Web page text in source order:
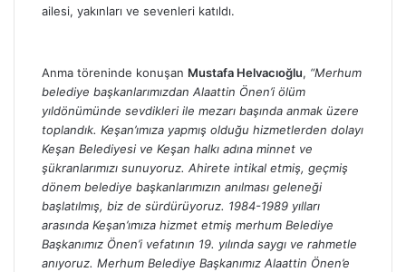
ailesi, yakınları ve sevenleri katıldı.
Anma töreninde konuşan Mustafa Helvacıoğlu, “Merhum
belediye başkanlarımızdan Alaattin Önen’i ölüm
yıldönümünde sevdikleri ile mezarı başında anmak üzere
toplandık. Keşan’ımıza yapmış olduğu hizmetlerden dolayı
Keşan Belediyesi ve Keşan halkı adına minnet ve
şükranlarımızı sunuyoruz. Ahirete intikal etmiş, geçmiş
dönem belediye başkanlarımızın anılması geleneği
başlatılmış, biz de sürdürüyoruz. 1984-1989 yılları
arasında Keşan’ımıza hizmet etmiş merhum Belediye
Başkanımız Önen’i vefatının 19. yılında saygı ve rahmetle
anıyoruz. Merhum Belediye Başkanımız Alaattin Önen’e